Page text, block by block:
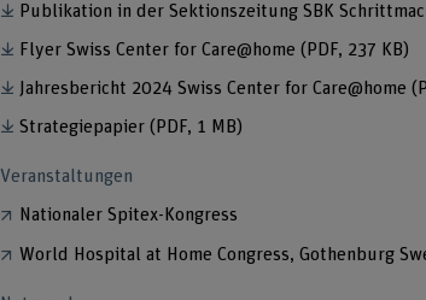
Publikation in der Sektionszeitung SBK
Flyer Swiss Center for Care@home(PDF, 237 KB)
Jahresbericht 2024 Swiss Center for Care@home
Strategiepapier(PDF, 1 MB)
Veranstaltungen
Nationaler Spitex-Kongress
World Hospital at Home Congress, Gothenburg